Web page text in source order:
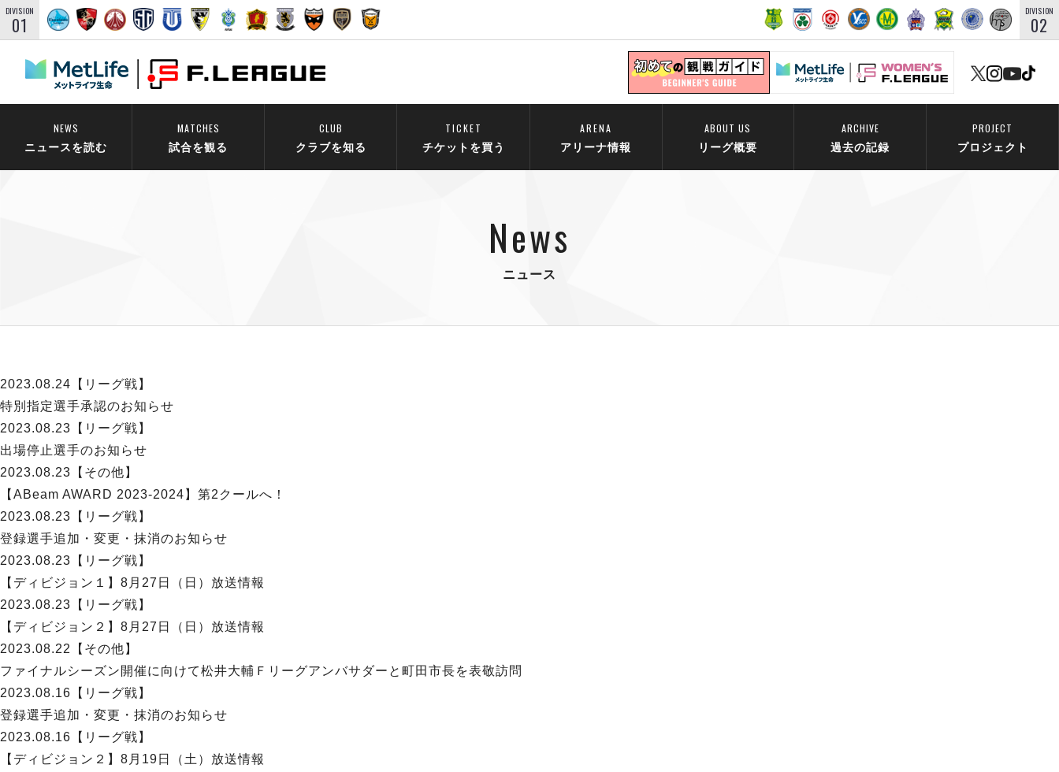
DIVISION
01
DIVISION
02
NEWS
ニュースを読む
MATCHES
試合を観る
CLUB
クラブを知る
TICKET
チケットを買う
ARENA
アリーナ情報
ABOUT US
リーグ概要
ARCHIVE
過去の記録
PROJECT
プロジェクト
News
ニュース
2023.08.24 【リーグ戦】
特別指定選手承認のお知らせ
2023.08.23 【リーグ戦】
出場停止選手のお知らせ
2023.08.23 【その他】
【ABeam AWARD 2023-2024】第2クールへ！
2023.08.23 【リーグ戦】
登録選手追加・変更・抹消のお知らせ
2023.08.23 【リーグ戦】
【ディビジョン１】8月27日（日）放送情報
2023.08.23 【リーグ戦】
【ディビジョン２】8月27日（日）放送情報
2023.08.22
【その他】
ファイナルシーズン開催に向けて松井大輔Ｆリーグアンバサダーと町田市長を表敬訪問
2023.08.16 【リーグ戦】
登録選手追加・変更・抹消のお知らせ
2023.08.16 【リーグ戦】
【ディビジョン２】8月19日（土）放送情報